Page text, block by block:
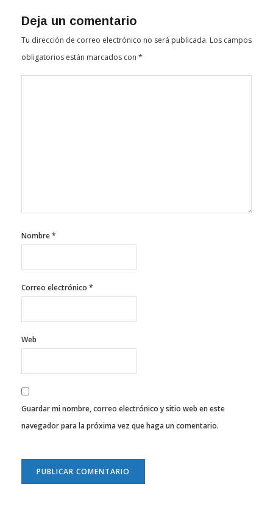
Deja un comentario
Tu dirección de correo electrónico no será publicada. Los campos
obligatorios están marcados con *
Nombre*
Correo electrónico *
Web
Guardar mi nombre, correo electrónico y sitio web en este
navegador para la próxima vez que haga un comentario.